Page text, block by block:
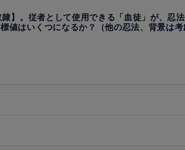
】。従者として使用できる「血徒」が、忍法
値はいくつになるか？（他の忍法、背景は